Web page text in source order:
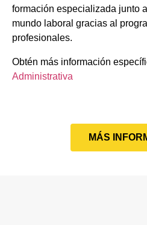
formación especializada junto
mundo laboral gracias al
profesionales.
Obtén más información
Administrativa
MÁS